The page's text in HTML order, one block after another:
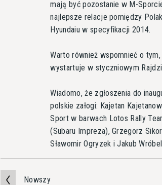
mają być pozostanie w M-
najlepsze relacje pomiędzy
Hyundaiu w specyfikacji 2014.
Warto również wspomnieć o tym,
wystartuje w styczniowym
Wiadomo, że zgłoszenia do
polskie załogi: Kajetan
Sport w barwach Lotos Rally
(Subaru Impreza), Grzegorz
Sławomir Ogryzek i Jakub
Nowszy